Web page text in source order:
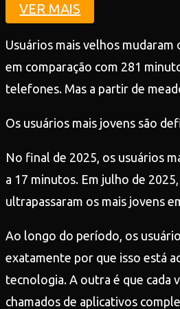
VER MAIS
Usuários mais velhos
em comparação com 281
telefones. Mas a partir de
Os usuários mais jovens são
No final de 2025, os usuários
a 17 minutos. Em julho de
ultrapassaram os mais jovens
Ao longo do período, os
exatamente por que isso está
tecnologia. A outra é que cada
chamados de aplicativos